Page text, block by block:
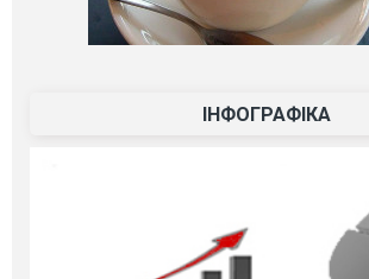
ІНФОГРАФІКА